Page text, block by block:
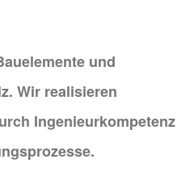
und
Wir realisieren
Ingenieurkompetenz